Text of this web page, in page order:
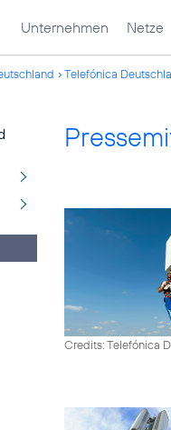
Unternehmen Netze
Telefónica
Credits: Telefónica